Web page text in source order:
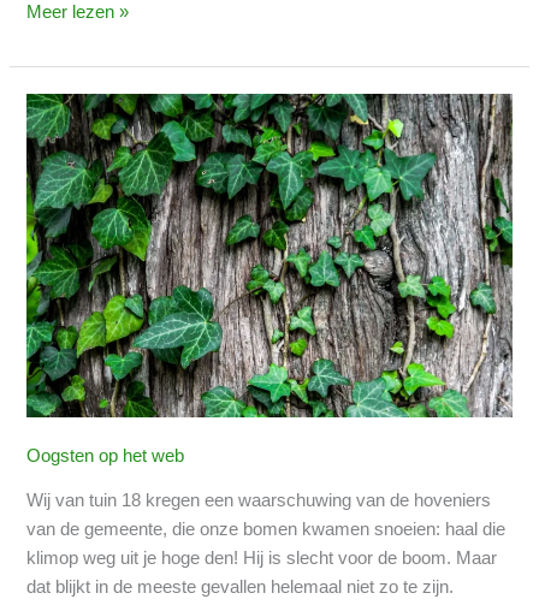
Meer lezen »
Oogsten op het web
Wij van tuin 18 kregen een waarschuwing van de hoveniers
van de gemeente, die onze bomen kwamen snoeien: haal die
klimop weg uit je hoge den! Hij is slecht voor de boom. Maar
dat blijkt in de meeste gevallen helemaal niet zo te zijn.
Klimop
is
niet
slecht
voor
bomen
(integendeel)